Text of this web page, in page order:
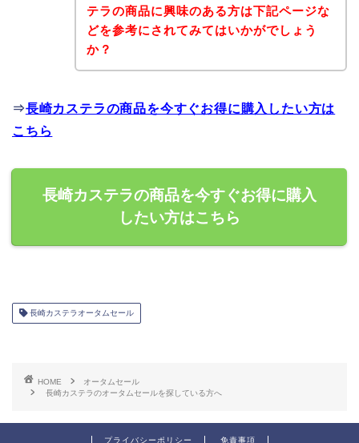
テラの商品に興味のある方は下記ページな
どを参考にされてみてはいかがでしょう
か？
⇒長崎カステラの商品を今すぐお得に購入したい方は
こちら
長崎カステラの商品を今すぐお得に購入
したい方はこちら
長崎カステラオータムセール
HOME
オータムセール
長崎カステラのオータムセールを探している方へ
プライバシーポリシー 免責事項